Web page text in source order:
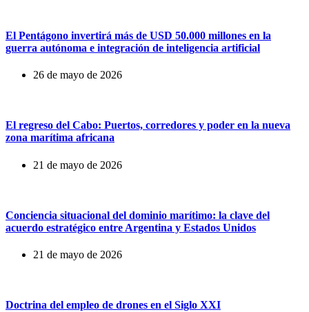
El Pentágono invertirá más de USD 50.000 millones en la
guerra autónoma e integración de inteligencia artificial
26 de mayo de 2026
El regreso del Cabo: Puertos, corredores y poder en la nueva
zona marítima africana
21 de mayo de 2026
Conciencia situacional del dominio marítimo: la clave del
acuerdo estratégico entre Argentina y Estados Unidos
21 de mayo de 2026
Doctrina del empleo de drones en el Siglo XXI